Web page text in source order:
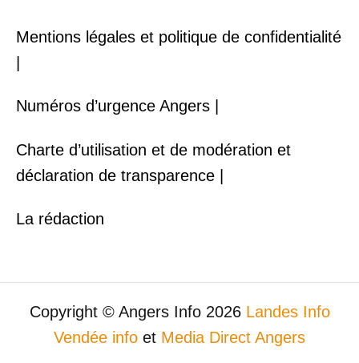
Mentions légales et politique de confidentialité
|
Numéros d’urgence Angers |
Charte d’utilisation et de modération et
déclaration de transparence |
La rédaction
Copyright © Angers Info 2026 Landes Info
Vendée info et Media Direct Angers